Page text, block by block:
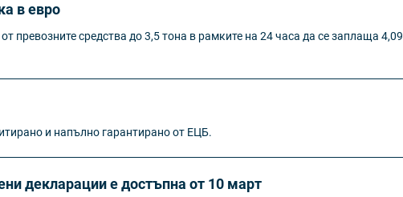
в евро
превозните средства до 3,5 тона в рамките на 24 часа да се заплаща 4,09
и напълно гарантирано от ЕЦБ.
декларации е достъпна от 10 март